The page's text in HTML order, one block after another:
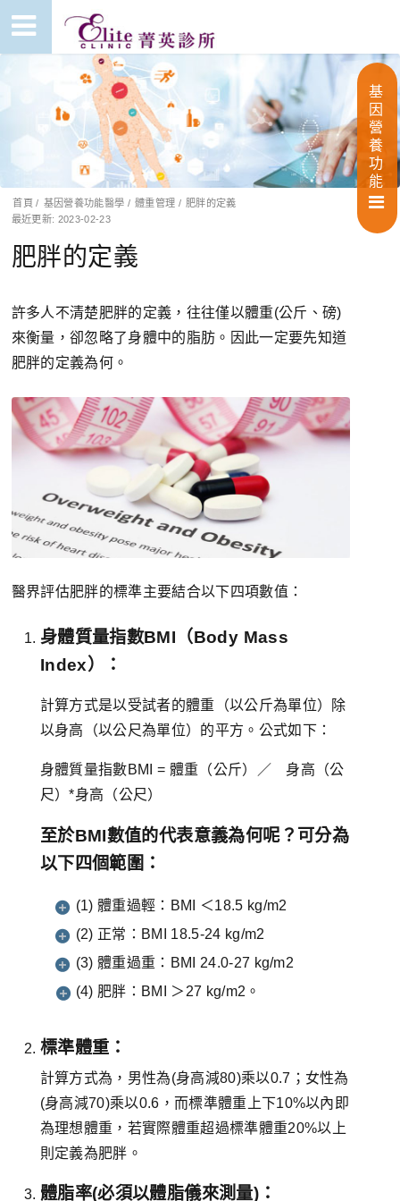
基
因
營
養
功
能
首頁 / 基因營養功能醫學 / 體重管理 / 肥胖的定義
最近更新: 2023-02-23
肥胖的定義
許多人不清楚肥胖的定義，往往僅以體重(公斤、磅)
來衡量，卻忽略了身體中的脂肪。因此一定要先知道
肥胖的定義為何。
醫界評估肥胖的標準主要結合以下四項數值：
身體質量指數BMI（Body Mass
Index）：
計算方式是以受試者的體重（以公斤為單位）除
以身高（以公尺為單位）的平方。公式如下：
身體質量指數BMI = 體重（公斤）／ 身高（公
尺）*身高（公尺）
至於BMI數值的代表意義為何呢？可分為
以下四個範圍：
(1) 體重過輕：BMI ＜18.5 kg/m2
(2) 正常：BMI 18.5-24 kg/m2
(3) 體重過重：BMI 24.0-27 kg/m2
(4) 肥胖：BMI ＞27 kg/m2。
標準體重：
計算方式為，男性為(身高減80)乘以0.7；女性為
(身高減70)乘以0.6，而標準體重上下10%以內即
為理想體重，若實際體重超過標準體重20%以上
則定義為肥胖。
體脂率(必須以體脂儀來測量)：